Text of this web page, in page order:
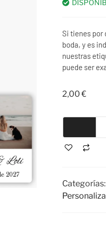
Si tienes por
boda, y es
nuestras
puede ser
2,00€
Categorías: